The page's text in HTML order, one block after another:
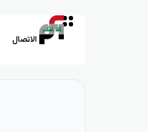
الاتصال